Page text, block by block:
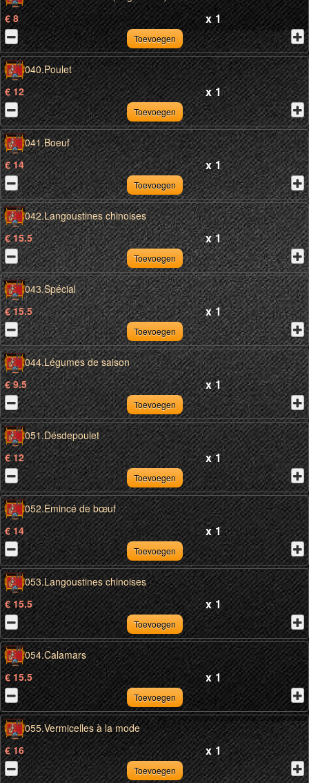
€ 8
x 1
Toevoegen
040.Poulet
€ 12
x 1
Toevoegen
041.Boeuf
€ 14
x 1
Toevoegen
042.Langoustines chinoises
€ 15.5
x 1
Toevoegen
043.Spécial
€ 15.5
x 1
Toevoegen
044.Légumes de saison
€ 9.5
x 1
Toevoegen
051.Désdepoulet
€ 12
x 1
Toevoegen
052.Emincé de bœuf
€ 14
x 1
Toevoegen
053.Langoustines chinoises
€ 15.5
x 1
Toevoegen
054.Calamars
€ 15.5
x 1
Toevoegen
055.Vermicelles à la mode
€ 16
x 1
Toevoegen